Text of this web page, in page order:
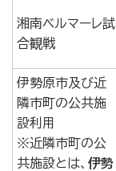
湘南ベルマーレ試
合観戦
伊勢原市及び近
隣市町の公共施
設利用
※近隣市町の公
共施設とは、 伊勢